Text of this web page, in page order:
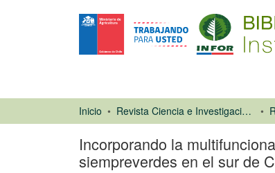
Inicio Revista Ciencia e Investigación Forestal (CIFOR)
Incorporando la
siempreverdes en el sur de